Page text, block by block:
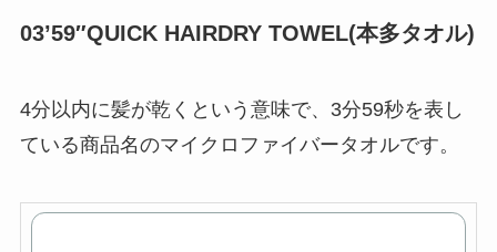
03’59″QUICK HAIRDRY TOWEL(本多タオル)
4分以内に髪が乾くという意味で、3分59秒を表し
ている商品名のマイクロファイバータオルです。